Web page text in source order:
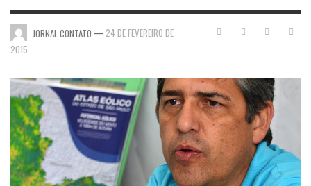
JORNAL CONTATO — 24 DE FEVEREIRO DE
2015